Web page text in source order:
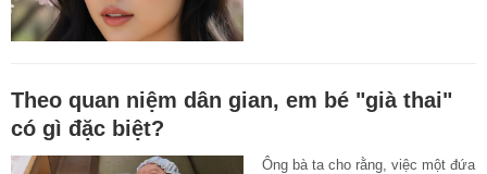
Theo quan niệm dân gian, em bé "già thai"
có gì đặc biệt?
Ông bà ta cho rằng, việc một đứa